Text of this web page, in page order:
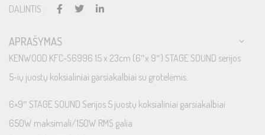
DALINTIS :
APRAŠYMAS
KENWOOD KFC-S6996 15 x 23cm (6″x 9″) STAGE SOUND serijos
5-ių juostų koksialiniai garsiakalbiai su grotelėmis.
6×9″ STAGE SOUND Serijos 5 juostų koksialiniai garsiakalbiai
650W maksimali/150W RMS galia